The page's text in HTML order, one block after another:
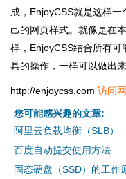
成，EnjoyCSS就是这样
己的网页样式。就像是在
样，EnjoyCSS结合所有
具的操作，一样可以做出
http://enjoycss.com 访问
您可能感兴趣的文章:
阿里云负载均衡（SLB）
百度自动提交使用方法
固态硬盘（SSD）的工作